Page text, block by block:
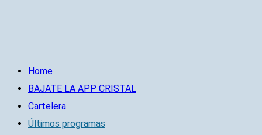
Home
BAJATE LA APP CRISTAL
Cartelera
Últimos programas